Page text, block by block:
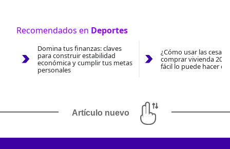
Recomendados en Deportes
Domina tus finanzas: claves
para construir estabilidad
económica y cumplir tus metas
personales
¿Cómo usar las
comprar vivienda
fácil lo puede hacer
Artículo nuevo